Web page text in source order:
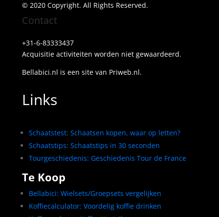
© 2020 Copyright. All Rights Reserved.
Contact
+31-6-83333437
Acquisitie activiteiten worden niet gewaardeerd.
Bellabici.nl is een site van Priweb.nl.
Links
Schaatstest: Schaatsen kopen, waar op letten?
Schaatstips: Schaatstips in 30 seconden
Tourgeschiedenis: Geschiedenis Tour de France
Te Koop
Bellabici: Wielsets/Groepsets vergelijken
Koffiecalculator: Voordelig koffie drinken